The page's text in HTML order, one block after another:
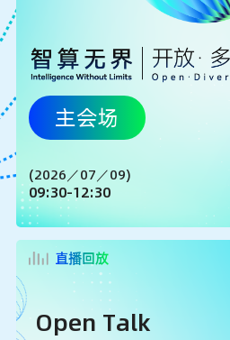
主会场
(2026／07／09)
09:30-12:30
直播回放
Open Talk